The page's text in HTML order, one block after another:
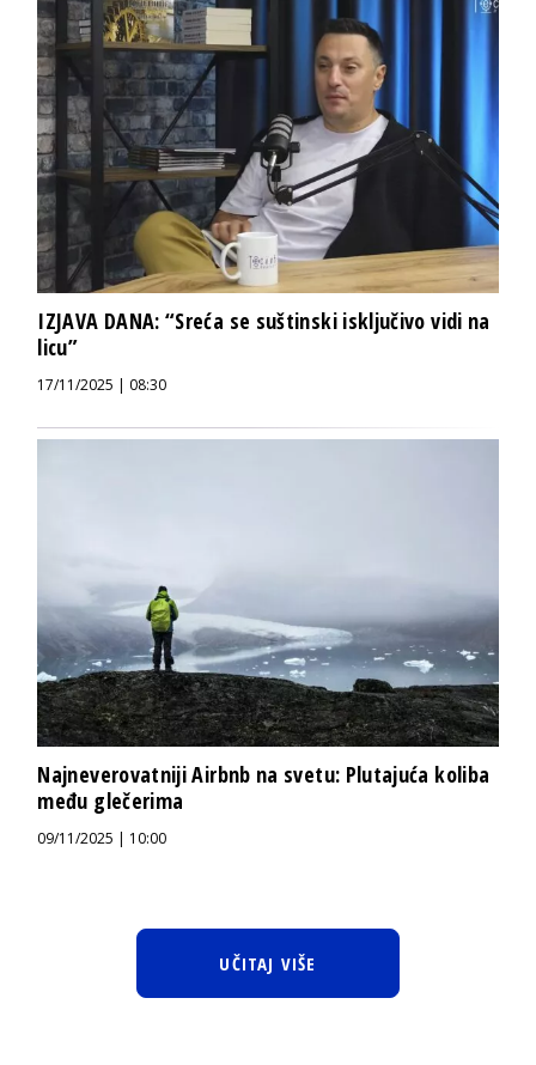
IZJAVA DANA: “Sreća se suštinski isključivo vidi na
licu”
17/11/2025 | 08:30
Najneverovatniji Airbnb na svetu: Plutajuća koliba
među glečerima
09/11/2025 | 10:00
UČITAJ VIŠE